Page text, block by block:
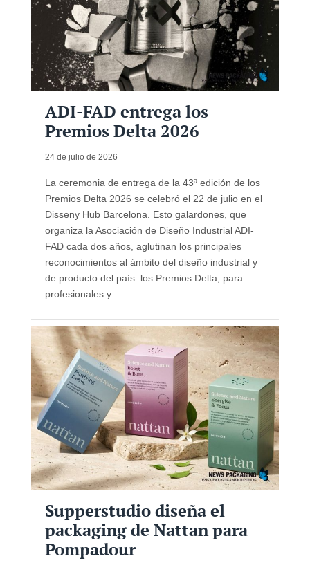
ADI-FAD entrega los
Premios Delta 2026
24 de julio de 2026
La ceremonia de entrega de la 43ª edición de los
Premios Delta 2026 se celebró el 22 de julio en el
Disseny Hub Barcelona. Esto galardones, que
organiza la Asociación de Diseño Industrial ADI-
FAD cada dos años, aglutinan los principales
reconocimientos al ámbito del diseño industrial y
de producto del país: los Premios Delta, para
profesionales y ...
Supperstudio diseña el
packaging de Nattan para
Pompadour